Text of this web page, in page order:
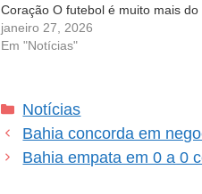
Coração O futebol é muito mais do
que um simples jogo; ele é uma
celebração das emoções,
janeiro 27, 2026
Em "Notícias"
Categorias
Notícias
Bahia concorda em
Bahia empata em 0 a 0